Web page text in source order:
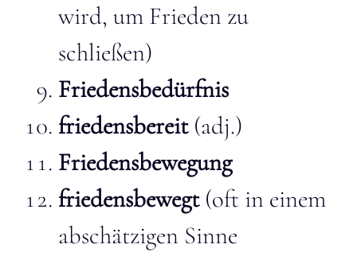
wird, um Frieden zu
schließen)
Friedensbedürfnis
friedensbereit(adj.)
Friedensbewegung
friedensbewegt(oft in einem
abschätzigen Sinne